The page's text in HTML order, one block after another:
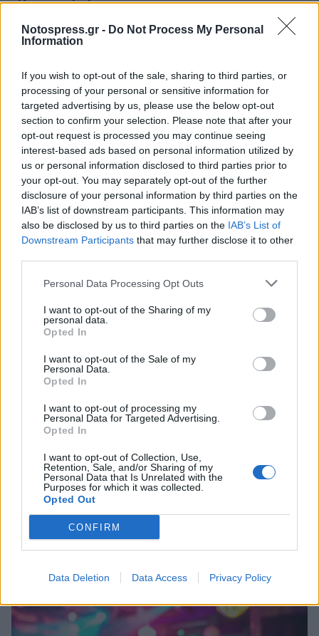
Notospress.gr - Do Not Process My Personal
Information
If you wish to opt-out of the sale, sharing to third parties, or
processing of your personal or sensitive information for
targeted advertising by us, please use the below opt-out
section to confirm your selection. Please note that after your
opt-out request is processed you may continue seeing
interest-based ads based on personal information utilized by
us or personal information disclosed to third parties prior to
your opt-out. You may separately opt-out of the further
disclosure of your personal information by third parties on the
IAB’s list of downstream participants. This information may
also be disclosed by us to third parties on the IAB’s List of
Downstream Participants that may further disclose it to other
Personal Data Processing Opt Outs
I want to opt-out of the Sharing of my
personal data.
Opted In
I want to opt-out of the Sale of my
Personal Data.
Opted In
I want to opt-out of processing my
Personal Data for Targeted Advertising.
Opted In
I want to opt-out of Collection, Use,
Retention, Sale, and/or Sharing of my
Personal Data that Is Unrelated with the
Purposes for which it was collected.
Opted Out
CONFIRM
Data Deletion Data Access Privacy Policy
Πάτρα: Έφτασαν οι νέες πλωτές εξέδρες για τη
Λακωνία: Η Ελένη αύριο θα έπιανε δουλειά –
«Έφυγε» σε τροχαίο και βύθισε στο πένθος
την Απιδιά
05/08/2026 10:25